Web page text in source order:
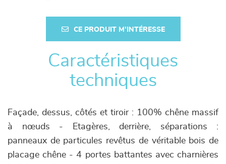
CE PRODUIT M'INTÉRESSE
Caractéristiques
techniques
Façade, dessus, côtés et tiroir : 100% chêne massif
à nœuds - Etagères, derrière, séparations :
panneaux de particules revêtus de véritable bois de
placage chêne - 4 portes battantes avec charnières